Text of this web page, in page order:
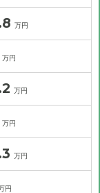
万円
万円
万円
万円
万円
円